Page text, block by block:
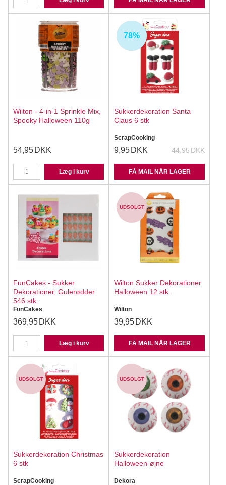
Wilton - 4-in-1 Sprinkle Mix,
Spooky Halloween 110g
54,95 DKK
Læg i kurv
UDSOLGT
78%
Sukkerdekoration Santa
Claus 6 stk
ScrapCooking
44,95DKK
9,95 DKK
FÅ MAIL NÅR LAGER
FunCakes - Sukker
Dekorationer, Gulerødder
546 stk.
FunCakes
369,95 DKK
Læg i kurv
UDSOLGT
Wilton Sukker Dekorationer
Halloween 12 stk.
Wilton
39,95 DKK
FÅ MAIL NÅR LAGER
UDSOLGT
Sukkerdekoration Christmas
6 stk
ScrapCooking
UDSOLGT
Sukkerdekoration
Halloween-øjne
Dekora